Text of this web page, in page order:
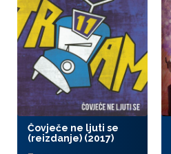
Čovječe ne ljuti se
(reizdanje) (2017)